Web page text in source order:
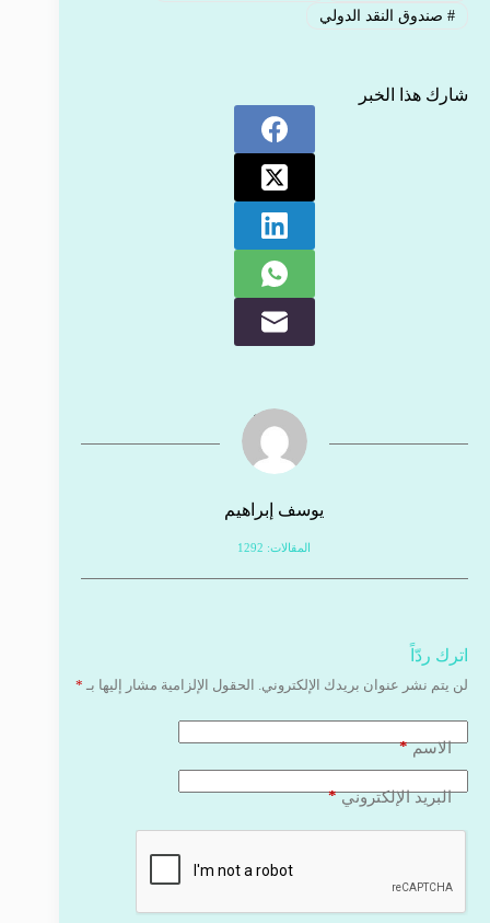
#صندوق النقد الدولي
شارك هذا الخبر
يوسف إبراهيم
المقالات: 1292
اترك ردّاً
لن يتم نشر عنوان بريدك الإلكتروني. الحقول الإلزامية مشار إليها بـ *
الاسم*
البريد الإلكتروني*